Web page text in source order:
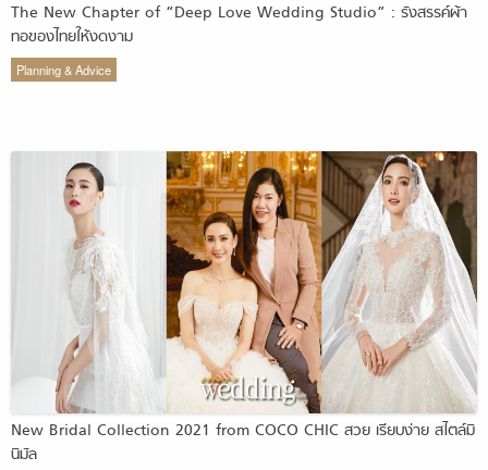
The New Chapter of “Deep Love Wedding Studio” : รังสรรค์ผ้า
ทอของไทยให้งดงาม
Planning & Advice
New Bridal Collection 2021 from COCO CHIC สวย เรียบง่าย สไตล์มิ
นิมัล